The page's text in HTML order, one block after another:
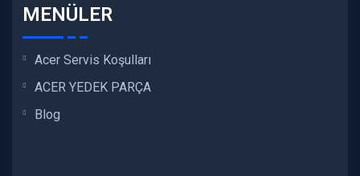
MENÜLER
Acer Servis Koşulları
ACER YEDEK PARÇA
Blog